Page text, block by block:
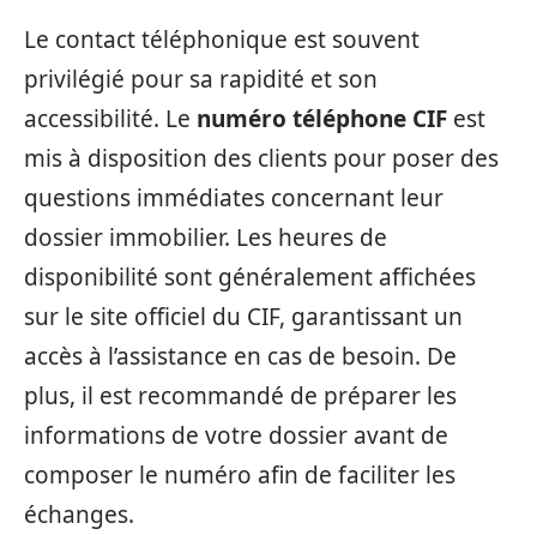
Le contact téléphonique est souvent
privilégié pour sa rapidité et son
accessibilité. Le numéro téléphone CIF est
mis à disposition des clients pour poser des
questions immédiates concernant leur
dossier immobilier. Les heures de
disponibilité sont généralement affichées
sur le site officiel du CIF, garantissant un
accès à l’assistance en cas de besoin. De
plus, il est recommandé de préparer les
informations de votre dossier avant de
composer le numéro afin de faciliter les
échanges.